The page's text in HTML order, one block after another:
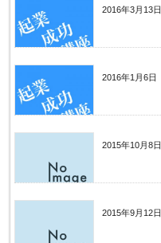
2016年3月13日
補助金)
2016年1月6日
2015年10月8日
支援内容に関するご案内
2015年9月12日